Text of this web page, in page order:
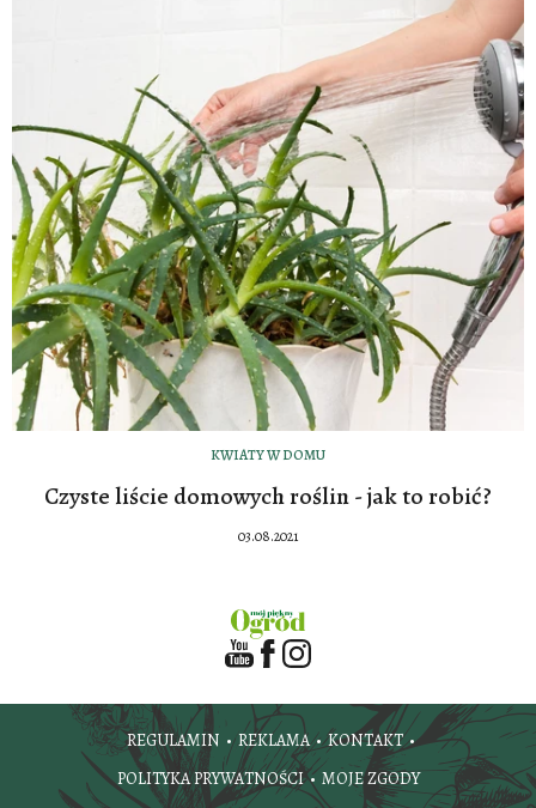
KWIATY W DOMU
Czyste liście domowych roślin - jak to robić?
03.08.2021
REGULAMIN REKLAMA
KONTAKT
POLITYKA PRYWATNOŚCI
MOJE ZGODY